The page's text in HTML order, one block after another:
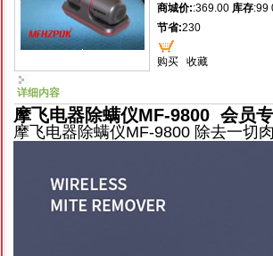
商城价::369.00 库存:99
节省:230
购买 收藏
详细内容
摩飞电器除螨仪MF-9800 会员
摩飞电器除螨仪MF-9800 除去一切